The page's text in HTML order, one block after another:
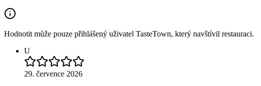
Hodnotit může pouze přihlášený uživatel TasteTown, který navštívil restauraci.
U
29. července 2026